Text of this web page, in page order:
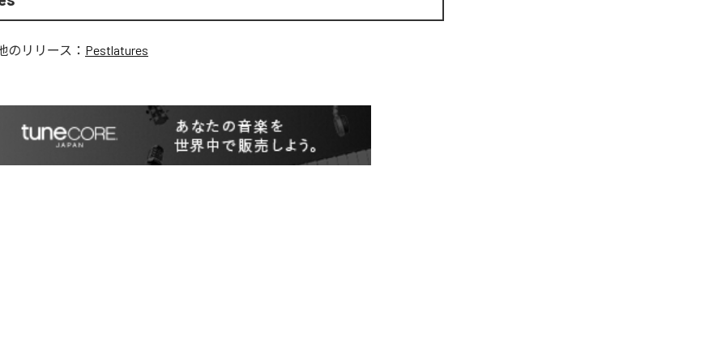
のリリース： Pestlatures